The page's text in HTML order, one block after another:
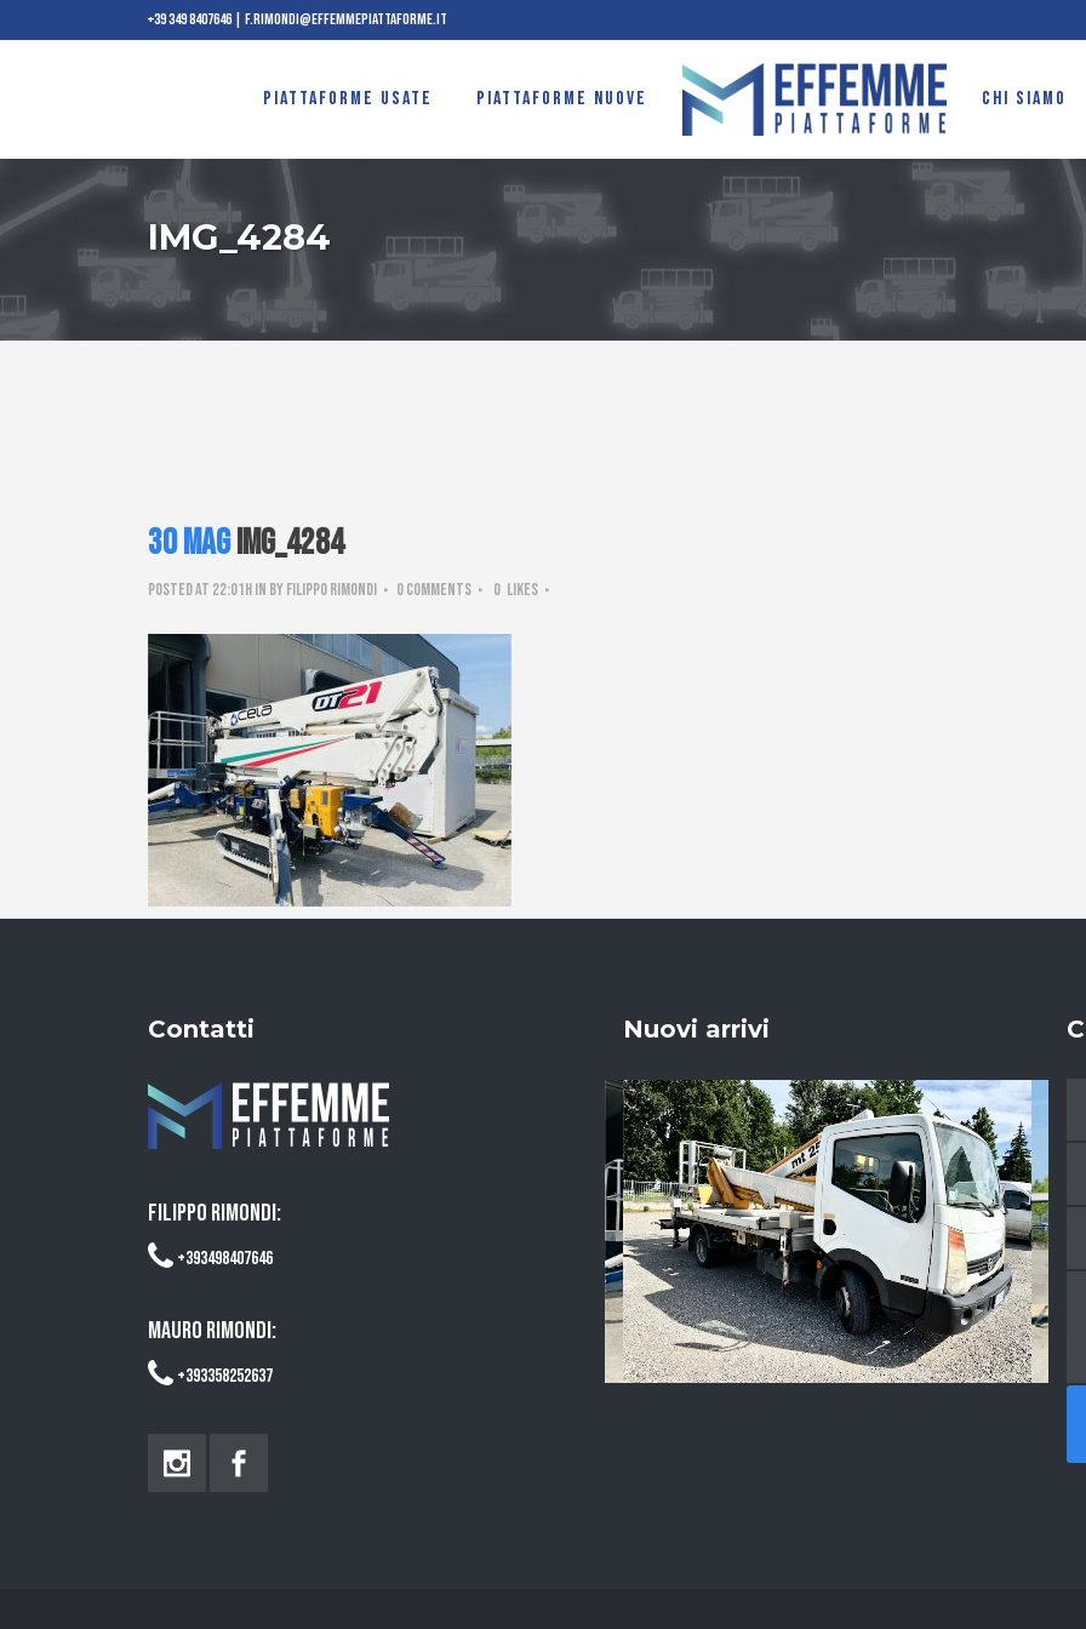
+39 349 8407646| f.rimondi@effemmepiattaforme.it
PIATTAFORME USATE PIATTAFORME NUOVE CHI SIAMO
IMG_4284
30 MagIMG_4284
Posted at 22:01hin by Filippo Rimondi 0 Comments 0 Likes
Contatti
FILIPPO RIMONDI:
+393498407646
MAURO RIMONDI:
+393358252637
Nuovi arrivi